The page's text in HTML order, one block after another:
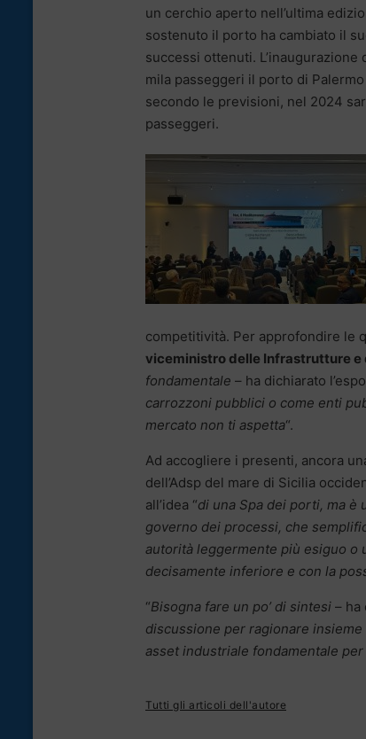
un cerchio aperto nell’ultima
sostenuto il porto ha cambiato il
successi ottenuti.
mila passeggeri il porto di
secondo le previsioni, nel 2024
passeggeri.
competitività. Per approfondire le
viceministro delle Infrastrutture e
fondamentale – ha dichiarato
carrozzoni pubblici o come enti
mercato non ti aspetta“.
Ad accogliere i presenti, ancora
dell’Adsp del mare di Sicilia
all’idea “di una Spa dei porti, ma è
governo dei processi, che
autorità leggermente più esiguo o
decisamente inferiore e con la
“Bisogna fare un po’ di sintesi – ha
discussione per ragionare
asset industriale fondamentale
Tutti gli articoli dell'autore